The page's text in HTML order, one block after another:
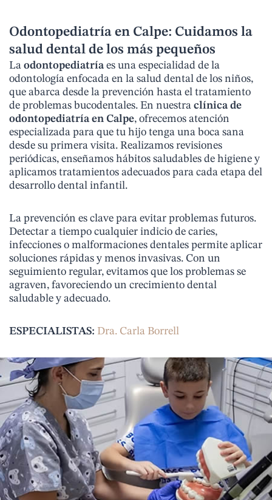
Odontopediatría en Calpe: Cuidamos la
salud dental de los más pequeños
La odontopediatríaes una especialidad de la
odontología enfocada en la salud dental de los niños,
que abarca desde la prevención hasta el tratamiento
de problemas bucodentales. En nuestra clínica de
odontopediatría en Calpe, ofrecemos atención
especializada para que tu hijo tenga una boca sana
desde su primera visita. Realizamos revisiones
periódicas, enseñamos hábitos saludables de higiene y
aplicamos tratamientos adecuados para cada etapa del
desarrollo dental infantil.
La prevención es clave para evitar problemas futuros.
Detectar a tiempo cualquier indicio de caries,
infecciones o malformaciones dentales permite aplicar
soluciones rápidas y menos invasivas. Con un
seguimiento regular, evitamos que los problemas se
agraven, favoreciendo un crecimiento dental
saludable y adecuado.
ESPECIALISTAS: Dra. Carla Borrell